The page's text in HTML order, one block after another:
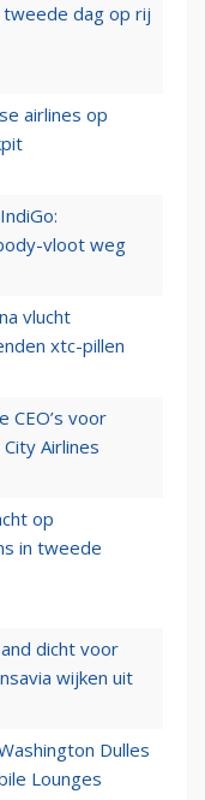
dag op rij
airlines op
vloot weg
vlucht
xtc-pillen
CEO’s voor
Airlines
op
in tweede
dicht voor
wijken uit
Dulles
Lounges